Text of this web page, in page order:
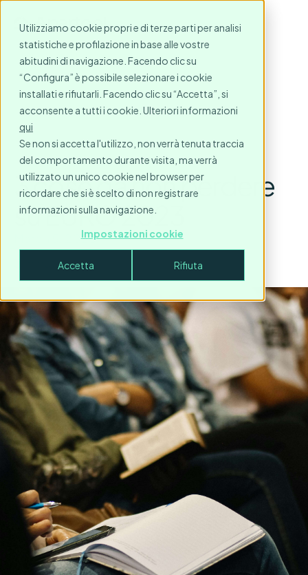
Utilizziamo cookie propri e di terze parti per analisi
statistiche e profilazione in base alle vostre
abitudini di navigazione. Facendo clic su
“Configura” è possibile selezionare i cookie
installati e rifiutarli. Facendo clic su “Accetta”, si
acconsente a tutti i cookie. Ulteriori informazioni
qui
Se non si accetta l'utilizzo, non verrà tenuta traccia
del comportamento durante visita, ma verrà
utilizzato un unico cookie nel browser per
ricordare che si è scelto di non registrare
informazioni sulla navigazione.
Impostazioni cookie
Accetta Rifiuta
3 cose da non perdere
su EURO 2023
March 5, 2023
minute read